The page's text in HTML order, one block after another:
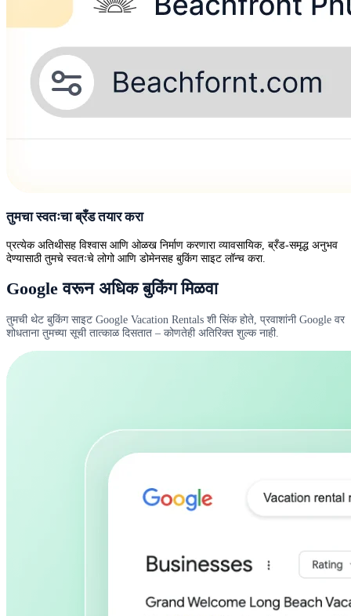
तुमचा स्वतःचा ब्रँड तयार करा
प्रत्येक अतिथीसह विश्वास आणि ओळख निर्माण करणारा व्यावसायिक, ब्रँड-समृद्ध अनुभव
देण्यासाठी तुमचे स्वतःचे लोगो आणि डोमेनसह बुकिंग साइट लॉन्च करा.
Google वरून अधिक बुकिंग मिळवा
तुमची थेट बुकिंग साइट Google Vacation Rentals शी सिंक होते, प्रवाशांनी Google वर
शोधताना तुमच्या सूची तात्काळ दिसतात – कोणतेही अतिरिक्त शुल्क नाही.